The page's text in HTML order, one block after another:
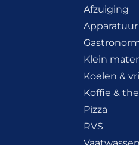
Afzuiging
Apparatuur
Klein
Koelen &
Koffie &
Pizza
RVS